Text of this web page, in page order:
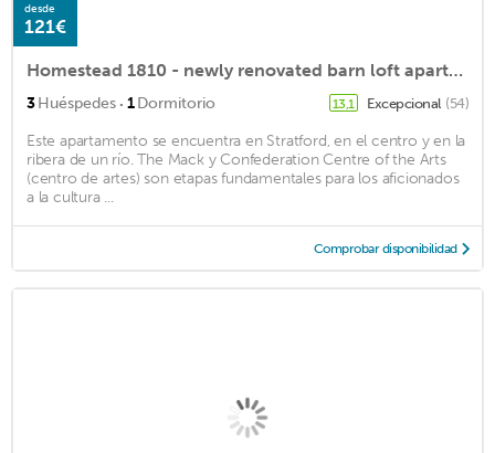
desde
121€
Homestead 1810 - newly renovated barn loft apartment minutes from Charlottetown
3Huéspedes · 1Dormitorio 13,1 Excepcional (54)
Este apartamento se encuentra en Stratford, en el centro y en la
ribera de un río. The Mack y Confederation Centre of the Arts
(centro de artes) son etapas fundamentales para los aficionados
a la cultura ...
Comprobar disponibilidad